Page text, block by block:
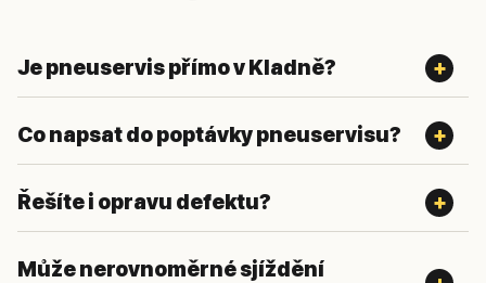
Je pneuservis přímo v Kladně?
Co napsat do poptávky pneuservisu?
Řešíte i opravu defektu?
Může nerovnoměrné sjíždění